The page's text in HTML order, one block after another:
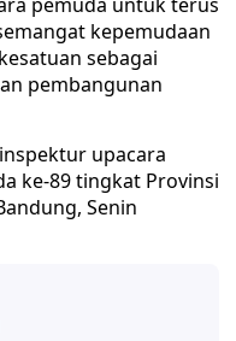
kepemudaan
sebagai
pembangunan
upacara
ke-89 tingkat Provinsi
Senin